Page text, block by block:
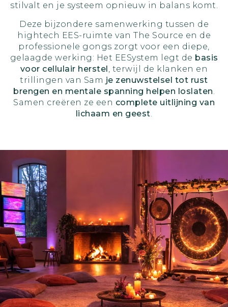
stilvalt en je systeem opnieuw in balans komt.
Deze bijzondere samenwerking tussen de
hightech EES-ruimte van The Source en de
professionele gongs zorgt voor een diepe,
gelaagde werking: Het EESystem legt de basis
voor cellulair herstel , terwijl de klanken en
trillingen van Sam je zenuwstelsel tot rust
brengen en mentale spanning helpen loslaten.
Samen creëren ze een complete uitlijning van
lichaam en geest.